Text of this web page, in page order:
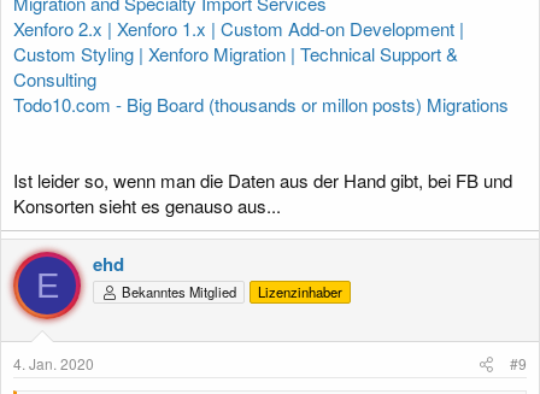
Xenforo 2.x | Xenforo 1.x | Custom Add-on Development |
Custom Styling | Xenforo Migration | Technical Support &
Consulting
Todo10.com - Big Board (thousands or millon posts) Migrations
Ist leider so, wenn man die Daten aus der Hand gibt, bei FB und
Konsorten sieht es genauso aus...
E
ehd
Bekanntes Mitglied Lizenzinhaber
4. Jan. 2020 #9